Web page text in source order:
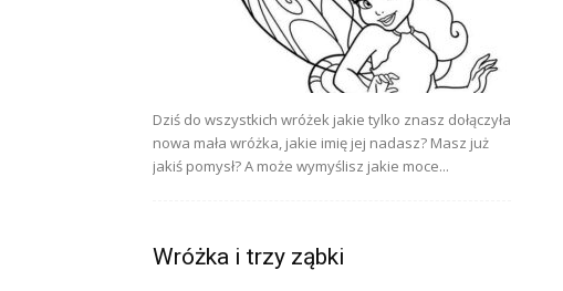
Dziś do wszystkich wróżek jakie tylko znasz dołączyła
nowa mała wróżka, jakie imię jej nadasz? Masz już
jakiś pomysł? A może wymyślisz jakie moce...
Wróżka i trzy ząbki